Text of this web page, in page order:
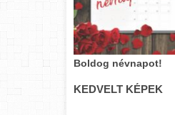
Boldog névnapot!
KEDVELT KÉPEK